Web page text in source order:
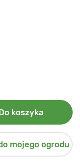
koszyka
mojego ogrodu